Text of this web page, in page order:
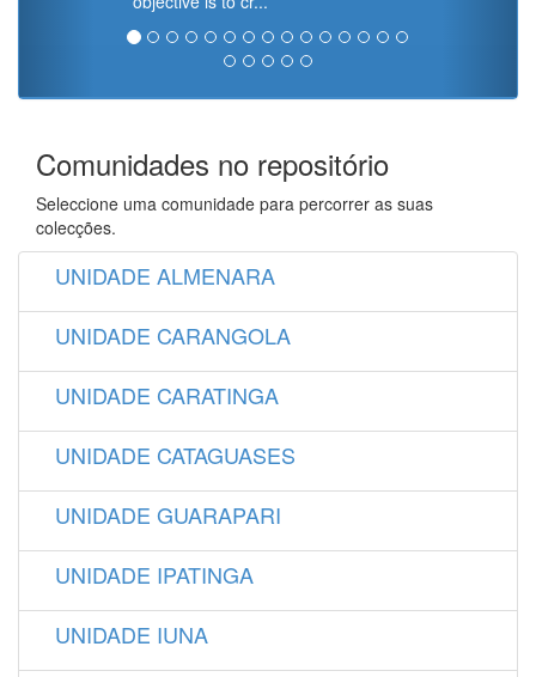
Comunidades no repositório
Seleccione uma comunidade para percorrer as suas
colecções.
UNIDADE ALMENARA
UNIDADE CARANGOLA
UNIDADE CARATINGA
UNIDADE CATAGUASES
UNIDADE GUARAPARI
UNIDADE IPATINGA
UNIDADE IUNA